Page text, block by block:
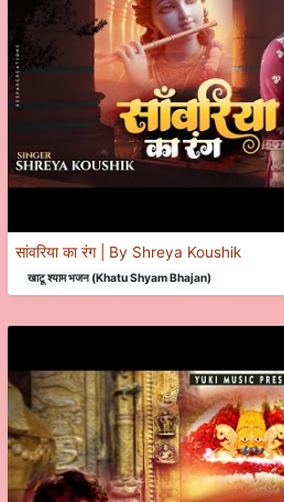
सांवरिया का रंग | By Shreya Koushik
खाटू श्याम भजन (Khatu Shyam Bhajan)